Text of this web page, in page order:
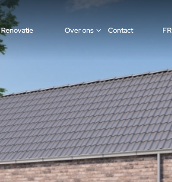
Renovatie Over ons Contact FR